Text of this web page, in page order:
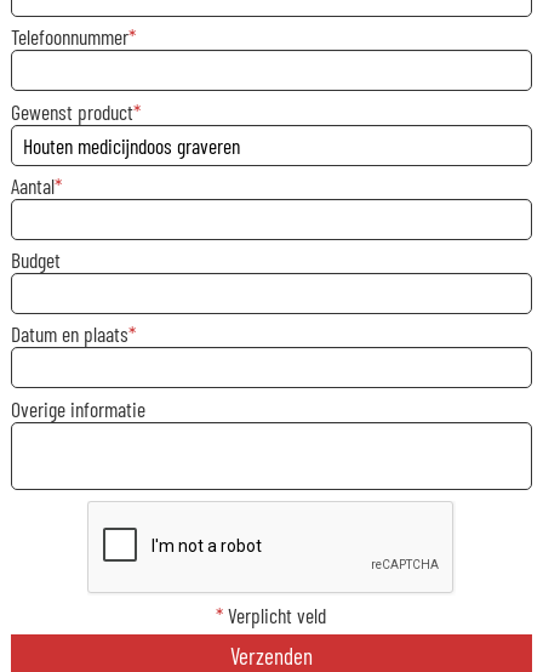
Telefoonnummer
Gewenst product
Aantal
Budget
Datum en plaats
Overige informatie
*Verplicht veld
Verzenden